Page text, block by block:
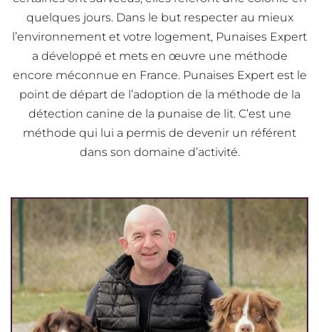
quelques jours. Dans le but respecter au mieux
l’environnement et votre logement, Punaises Expert
a développé et mets en œuvre une méthode
encore méconnue en France. Punaises Expert est le
point de départ de l’adoption de la méthode de la
détection canine de la punaise de lit. C’est une
méthode qui lui a permis de devenir un référent
dans son domaine d’activité.